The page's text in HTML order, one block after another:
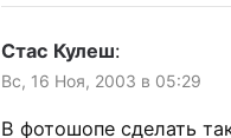
Стас Кулеш:
Вс, 16 Ноя, 2003 в 05:29
В фотошопе сделать